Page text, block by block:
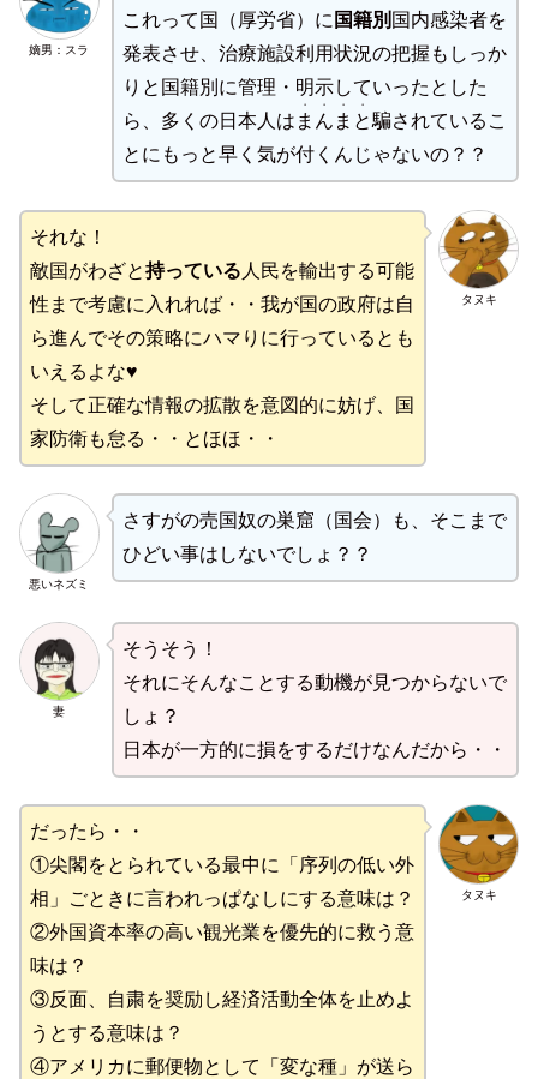
嫡男：スラ
これって国（厚労省）に 国籍別 国内感染者を
発表させ、治療施設利用状況の把握もしっか
りと国籍別に管理・明示していったとした
ら、多くの日本人は まんまと
・・・・
騙されているこ
とにもっと早く気が付くんじゃないの？？
タヌキ
それな！
敵国がわざと持っている 人民を輸出する可能
性まで考慮に入れれば・・我が国の政府は自
ら進んでその策略にハマりに行っているとも
いえるよな♥
そして正確な情報の拡散を意図的に妨げ、国
家防衛も怠る・・とほほ・・
悪いネズミ
さすがの売国奴の巣窟（国会）も、そこまで
ひどい事はしないでしょ？？
妻
そうそう！
それにそんなことする動機が見つからないで
しょ？
日本が一方的に損をするだけなんだから・・
タヌキ
だったら・・
①尖閣をとられている最中に「序列の低い外
相」ごときに言われっぱなしにする意味は？
②外国資本率の高い観光業を優先的に救う意
味は？
③反面、自粛を奨励し経済活動全体を止めよ
うとする意味は？
④アメリカに郵便物として「変な種」が送ら